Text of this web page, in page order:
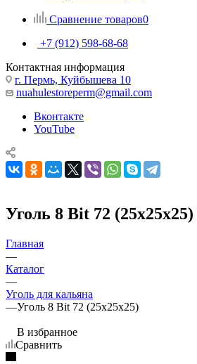
Сравнение товаров0
+7 (912) 598-68-68
Контактная информация
г. Пермь, Куйбышева 10
nuahulestoreperm@gmail.com
Вконтакте
YouTube
Уголь 8 Bit 72 (25х25х25)
Главная
—
Каталог
—
Уголь для кальяна
—Уголь 8 Bit 72 (25х25х25)
В избранное
Сравнить